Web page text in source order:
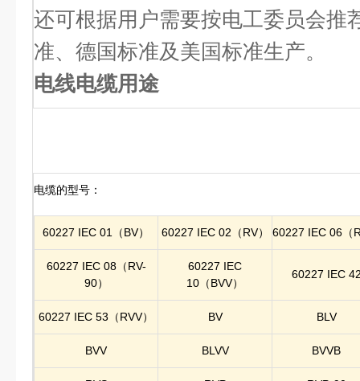
还可根据用户需要按电工委员会推
准、德国标准及美国标准生产。
电线电缆用途
电缆的型号：
60227 IEC 01（BV） 60227 IEC 02（RV） 60227 IEC 06（
60227 IEC 08（RV-
90）
60227 IEC
10（BVV）
60227 IEC
60227 IEC 53（RVV） BV BLV
BVV BLVV BVVB